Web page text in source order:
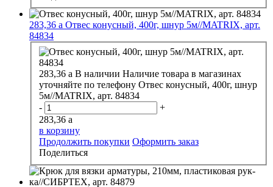
283,36 a Отвес конусный, 400г, шнур 5м//MATRIX, арт.
84834
283,36 a В наличии Наличие товара в магазинах
уточняйте по телефону Отвес конусный, 400г, шнур
5м//MATRIX, арт. 84834
-
+
283,36 a
в корзину
Продолжить покупки Оформить заказ
Поделиться